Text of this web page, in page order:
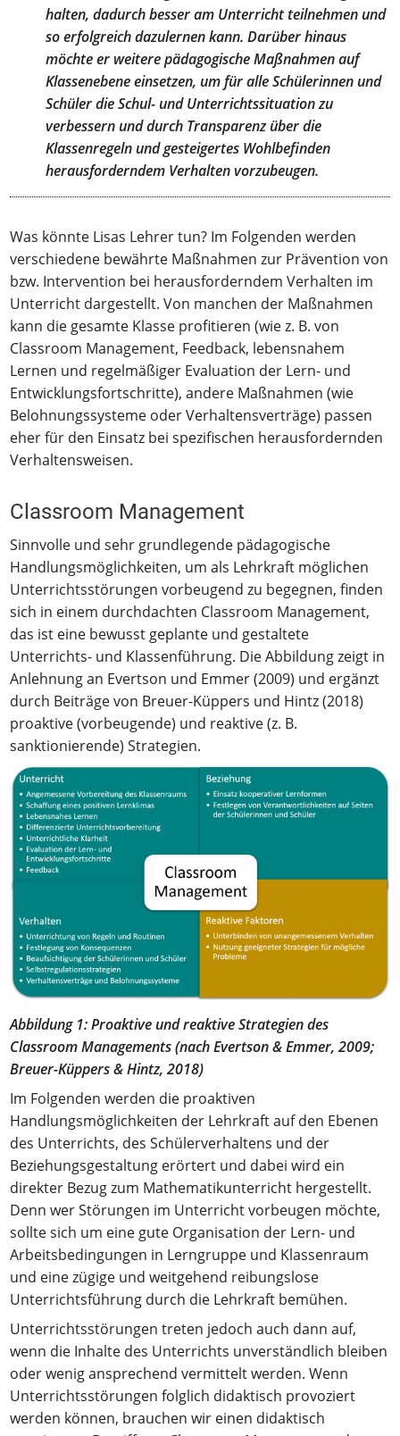
halten, dadurch besser am Unterricht teilnehmen und
so erfolgreich dazulernen kann. Darüber hinaus
möchte er weitere pädagogische Maßnahmen auf
Klassenebene einsetzen, um für alle Schülerinnen und
Schüler die Schul- und Unterrichtssituation zu
verbessern und durch Transparenz über die
Klassenregeln und gesteigertes Wohlbefinden
herausforderndem Verhalten vorzubeugen.
Was könnte Lisas Lehrer tun? Im Folgenden werden
verschiedene bewährte Maßnahmen zur Prävention von
bzw. Intervention bei herausforderndem Verhalten im
Unterricht dargestellt. Von manchen der Maßnahmen
kann die gesamte Klasse profitieren (wie z. B. von
Classroom Management, Feedback, lebensnahem
Lernen und regelmäßiger Evaluation der Lern- und
Entwicklungsfortschritte), andere Maßnahmen (wie
Belohnungssysteme oder Verhaltensverträge) passen
eher für den Einsatz bei spezifischen herausfordernden
Verhaltensweisen.
Classroom Management
Sinnvolle und sehr grundlegende pädagogische
Handlungsmöglichkeiten, um als Lehrkraft möglichen
Unterrichtsstörungen vorbeugend zu begegnen, finden
sich in einem durchdachten Classroom Management,
das ist eine bewusst geplante und gestaltete
Unterrichts- und Klassenführung. Die Abbildung zeigt in
Anlehnung an Evertson und Emmer (2009) und ergänzt
durch Beiträge von Breuer-Küppers und Hintz (2018)
proaktive (vorbeugende) und reaktive (z. B.
sanktionierende) Strategien.
Abbildung 1: Proaktive und reaktive Strategien des
Classroom Managements (nach Evertson & Emmer, 2009;
Breuer-Küppers & Hintz, 2018)
Im Folgenden werden die proaktiven
Handlungsmöglichkeiten der Lehrkraft auf den Ebenen
des Unterrichts, des Schülerverhaltens und der
Beziehungsgestaltung erörtert und dabei wird ein
direkter Bezug zum Mathematikunterricht hergestellt.
Denn wer Störungen im Unterricht vorbeugen möchte,
sollte sich um eine gute Organisation der Lern- und
Arbeitsbedingungen in Lerngruppe und Klassenraum
und eine zügige und weitgehend reibungslose
Unterrichtsführung durch die Lehrkraft bemühen.
Unterrichtsstörungen treten jedoch auch dann auf,
wenn die Inhalte des Unterrichts unverständlich bleiben
oder wenig ansprechend vermittelt werden. Wenn
Unterrichtsstörungen folglich didaktisch provoziert
werden können, brauchen wir einen didaktisch